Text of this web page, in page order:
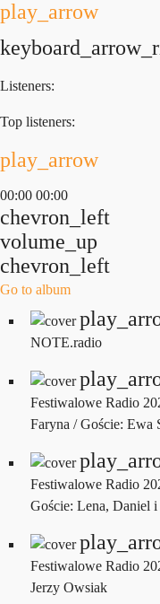
play_arrow
Listeners:
Top listeners:
play_arrow
00:00 00:00
chevron_left
volume_up
chevron_left
Go to album
NOTE.radio
Festiwalowe Radio
Faryna / Goście: Ewa
Festiwalowe Radio
Goście: Lena, Daniel i
Festiwalowe Radio
Jerzy Owsiak